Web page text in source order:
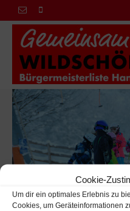
Cookie-
Um dir ein optimales Erlebnis zu
Cookies, um Geräteinformationen